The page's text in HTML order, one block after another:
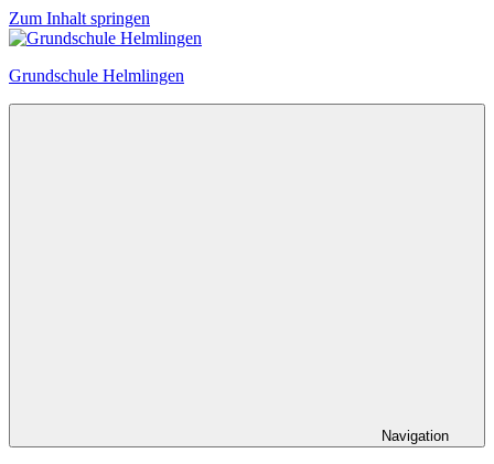
Zum Inhalt springen
Grundschule Helmlingen
Navigation